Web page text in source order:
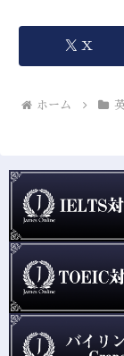
X
ホーム